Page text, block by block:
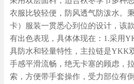
衣服比较轻便，防风透气防泼水。
卡）服装一贯悉心到位的设计，该
有出色表现，具体体现在：1.采用
具防水和轻量特性，主拉链是YKK
手感平滑流畅，绝无卡塞的顾虑，
索，方便带手套操作，受力部位有